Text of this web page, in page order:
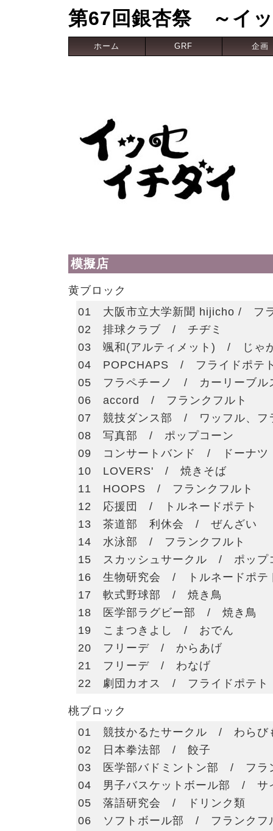
第67回銀杏祭 ～イ
ホーム GRF 企画
模擬店
黄ブロック
01 大阪市立大学新聞 hijicho / フ
02 排球クラブ / チヂミ
03 颯和(アルティメット) / じゃ
04 POPCHAPS / フライドポテ
05 フラペチーノ / カーリーブル
06 accord / フランクフルト
07 競技ダンス部 / ワッフル、フ
08 写真部 / ポップコーン
09 コンサートバンド / ドーナツ
10 LOVERS' / 焼きそば
11 HOOPS / フランクフルト
12 応援団 / トルネードポテト
13 茶道部 利休会 / ぜんざい
14 水泳部 / フランクフルト
15 スカッシュサークル / ポップ
16 生物研究会 / トルネードポテ
17 軟式野球部 / 焼き鳥
18 医学部ラグビー部 / 焼き鳥
19 こまつきよし / おでん
20 フリーデ / からあげ
21 フリーデ / わなげ
22 劇団カオス / フライドポテト
桃ブロック
01 競技かるたサークル / わらび
02 日本拳法部 / 餃子
03 医学部バドミントン部 / フラ
04 男子バスケットボール部 / サ
05 落語研究会 / ドリンク類
06 ソフトボール部 / フランクフ